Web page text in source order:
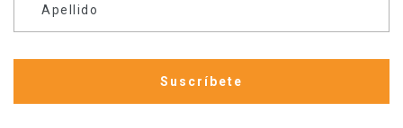
Apellido